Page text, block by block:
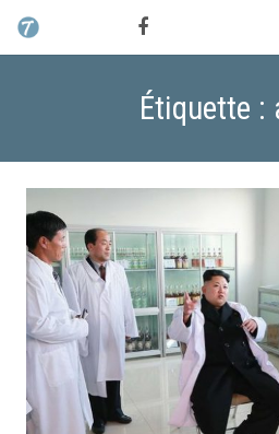
WORK
MAG
ALEX HALIMI
Étiquette :